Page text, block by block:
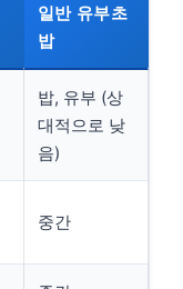
일반 유부초
밥
밥, 유부 (상
대적으로 낮
음)
중간